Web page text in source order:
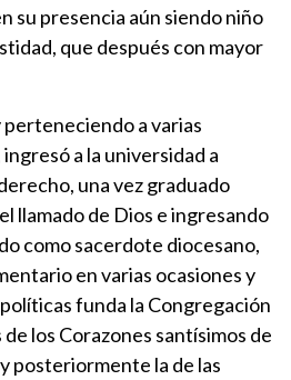
su presencia aún siendo niño
que después con mayor
a varias
a la universidad a
una vez graduado
llamado de Dios e ingresando
como sacerdote diocesano,
en varias ocasiones y
funda la Congregación
los Corazones santísimos de
posteriormente la de las